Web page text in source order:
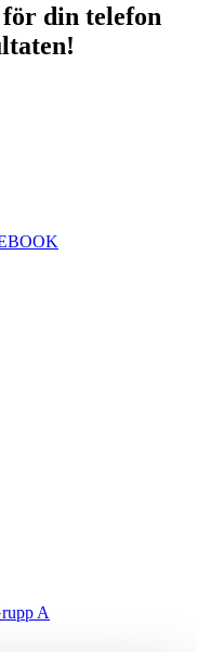
din telefon
A